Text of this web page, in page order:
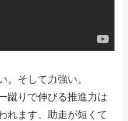
。そして力強い。
蹴りで伸びる推進力は
れます。助走が短くて